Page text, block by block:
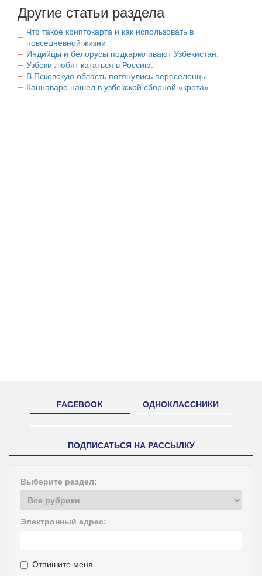
Другие статьи раздела
Что такое криптокарта и как использовать в
повседневной жизни
Индийцы и белорусы подкармливают Узбекистан.
Узбеки любят кататься в Россию.
В Псковскую область потянулись переселенцы
Каннаваро нашел в узбекской сборной «крота».
FACEBOOK ОДНОКЛАССНИКИ
ПОДПИСАТЬСЯ НА РАССЫЛКУ
Выберите раздел:
Электронный адрес:
Отпишите меня